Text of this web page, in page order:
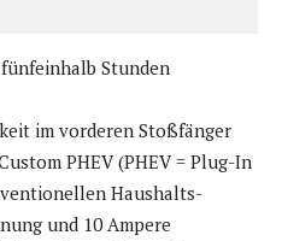
Stunden
im vorderen Stoßfänger
PHEV (PHEV = Plug-In
Haushalts-
und 10 Ampere